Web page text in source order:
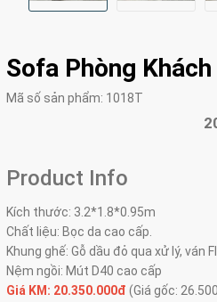
Sofa Phòng
Mã số sản phẩm: 1018T
Product Info
Kích thước: 3.2*1.8*0.95m
Chất liệu: Bọc da cao cấp.
Khung ghế: Gỗ dầu đỏ qua xử lý, ván
Nệm ngồi: Mút D40 cao cấp
Giá KM: 20.350.000đ (Giá gốc: